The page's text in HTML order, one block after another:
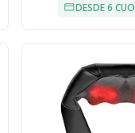
DESDE 6